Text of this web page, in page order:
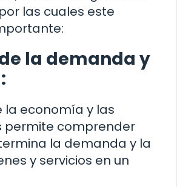
las cuales este
la demanda y
la economía y las
permite comprender
la demanda y la
y servicios en un